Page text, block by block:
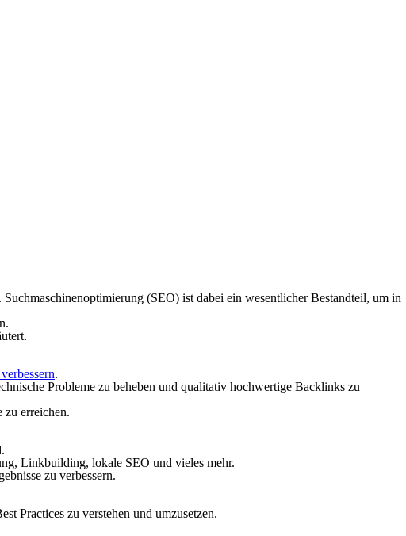
(SEO) ist dabei ein wesentlicher Bestandteil, um in
.
Probleme zu beheben und qualitativ hochwertige Backlinks zu
zu erreichen.
Linkbuilding, lokale SEO und vieles mehr.
zu verbessern.
Practices zu verstehen und umzusetzen.